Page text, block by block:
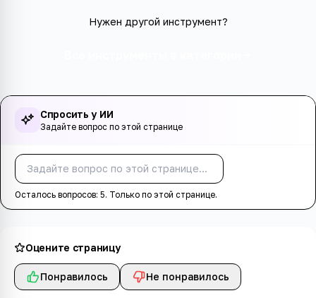
Нужен другой инструмент?
Спросить у ИИ
Задайте вопрос по этой странице
Осталось вопросов: 5. Только по этой странице.
Оцените страницу
Понравилось Не понравилось